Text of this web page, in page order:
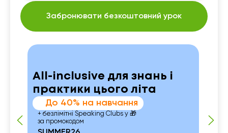
Забронювати безкоштовний урок
All-inclusive для знань і
практики цього літа
До 40% на навчання
+ безлімітні Speaking Clubs у 🎁
за промокодом